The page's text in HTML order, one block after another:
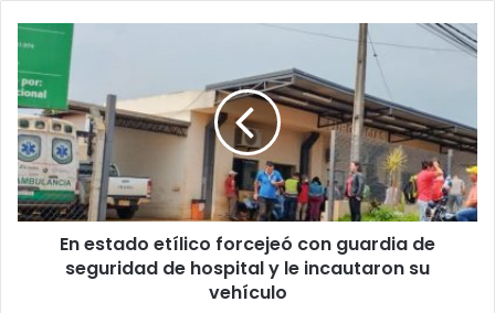
En estado etílico forcejeó con guardia de
seguridad de hospital y le incautaron su
vehículo